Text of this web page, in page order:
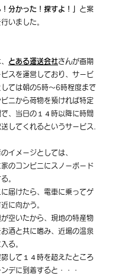
！分かった！探すよ！」 と案
いました。
とある運送会社さんが画期
ビスを運営しており、サービ
しては朝の5時～6時程度まで
ニから荷物を預ければ特定
、当日の１４時以降に時間
してくれるというサービス.
イメージとしては、
のコンビニにスノーボード
。
に届けたら、電車に乗ってゲ
近に向かう。
空いたから、現地の特産物
酒と共に嗜み、近場の温泉
る。
して１４時を超えたところ
デに到着すると・・・